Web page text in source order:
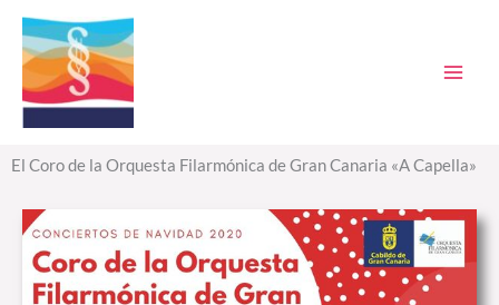
contenido
El Coro de la Orquesta Filarmónica de Gran Canaria «A Capella»